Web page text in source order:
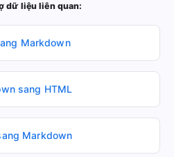
dữ liệu liên quan:
Markdown
sang HTML
Markdown